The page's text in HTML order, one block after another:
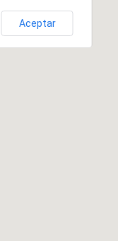
Aceptar
Aceptar